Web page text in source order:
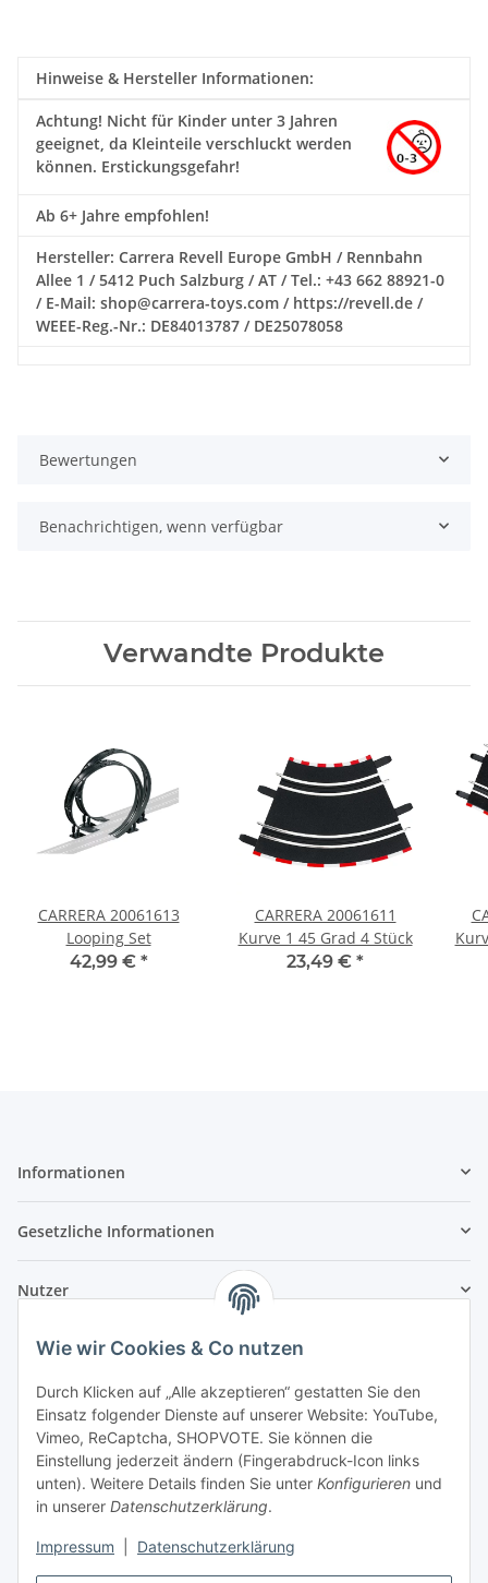
Wie wir Cookies & Co nutzen
Durch Klicken auf „Alle akzeptieren“ gestatten Sie den
Einsatz folgender Dienste auf unserer Website: YouTube,
Vimeo, ReCaptcha, SHOPVOTE. Sie können die
Einstellung jederzeit ändern (Fingerabdruck-Icon links
unten). Weitere Details finden Sie unter Konfigurieren und
in unserer Datenschutzerklärung.
Impressum Datenschutzerklärung
Hinweise & Hersteller Informationen:
Achtung! Nicht für Kinder unter 3 Jahren
geeignet, da Kleinteile verschluckt werden
können. Erstickungsgefahr!
Ab 6+ Jahre empfohlen!
Hersteller: Carrera Revell Europe GmbH / Rennbahn
Allee 1 / 5412 Puch Salzburg / AT / Tel.: +43 662 88921-0
/ E-Mail: shop@carrera-toys.com / https://revell.de /
WEEE-Reg.-Nr.: DE84013787 / DE25078058
Bewertungen
Benachrichtigen, wenn verfügbar
Verwandte Produkte
CARRERA 20061613
Looping Set
42,99 € *
CARRERA 20061611
Kurve 1 45 Grad 4 Stück
23,49 € *
Informationen
Gesetzliche Informationen
Nutzer